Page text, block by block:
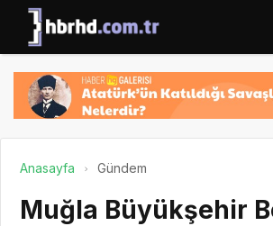
Anasayfa Gündem
Muğla Büyükşehir